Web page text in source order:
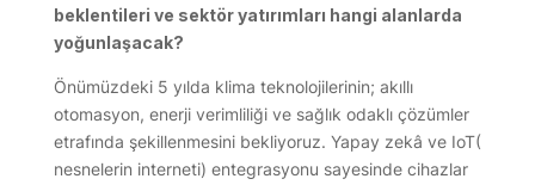
beklentileri ve sektör yatırımları hangi alanlarda
yoğunlaşacak?
Önümüzdeki 5 yılda klima teknolojilerinin; akıllı
otomasyon, enerji verimliliği ve sağlık odaklı çözümler
etrafında şekillenmesini bekliyoruz. Yapay zekâ ve IoT(
nesnelerin interneti) entegrasyonu sayesinde cihazlar